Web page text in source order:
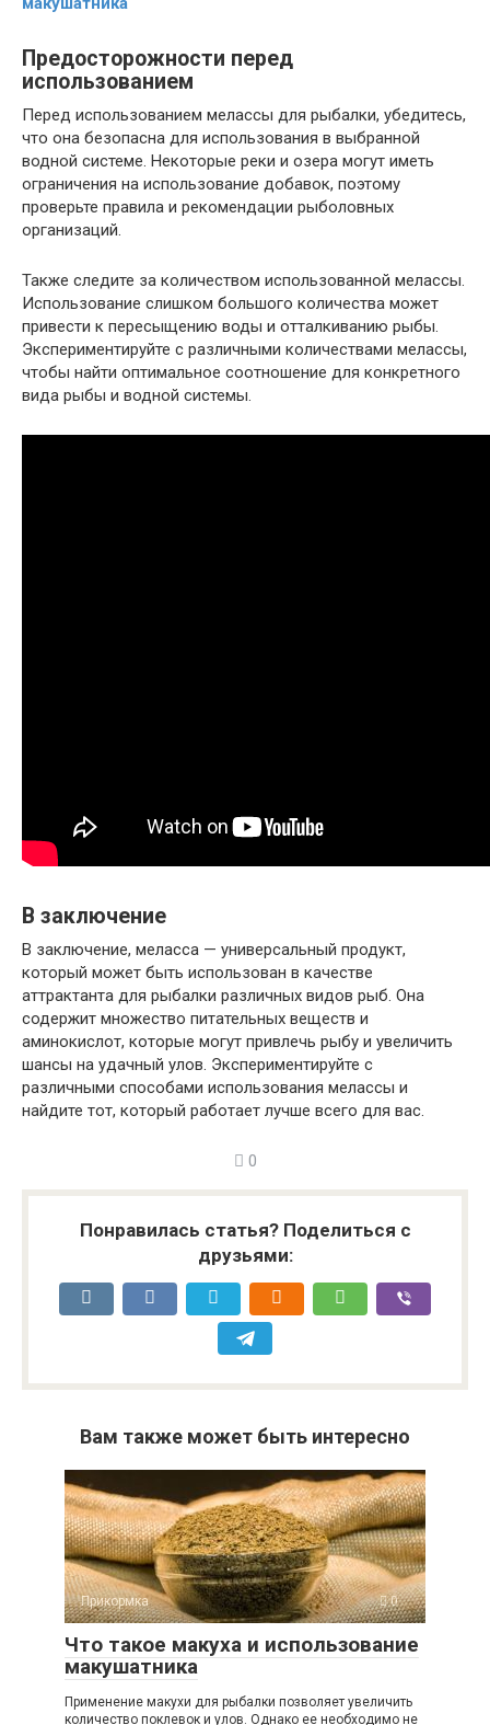
Предосторожности перед
использованием
Перед использованием мелассы для рыбалки, убедитесь,
что она безопасна для использования в выбранной
водной системе. Некоторые реки и озера могут иметь
ограничения на использование добавок, поэтому
проверьте правила и рекомендации рыболовных
организаций.
Также следите за количеством использованной мелассы.
Использование слишком большого количества может
привести к пересыщению воды и отталкиванию рыбы.
Экспериментируйте с различными количествами мелассы,
чтобы найти оптимальное соотношение для конкретного
вида рыбы и водной системы.
В заключение
В заключение, меласса — универсальный продукт,
который может быть использован в качестве
аттрактанта для рыбалки различных видов рыб. Она
содержит множество питательных веществ и
аминокислот, которые могут привлечь рыбу и увеличить
шансы на удачный улов. Экспериментируйте с
различными способами использования мелассы и
найдите тот, который работает лучше всего для вас.
0
Понравилась статья? Поделиться с
друзьями:
Вам также может быть интересно
Прикормка 0
Что такое макуха и использование
макушатника
Применение макухи для рыбалки позволяет увеличить
количество поклевок и улов. Однако ее необходимо не